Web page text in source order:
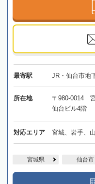
最寄駅 JR・仙台市地
所在地
〒980-0014
仙台ビル4階
対応エリア 宮城、岩手、
宮城県 仙台市